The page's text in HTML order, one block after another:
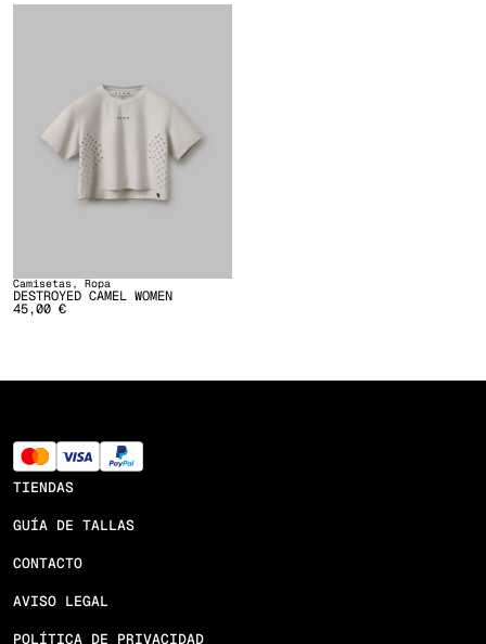
Camisetas,Ropa
DESTROYED CAMEL WOMEN
45,00 €
TIENDAS
GUÍA DE TALLAS
CONTACTO
AVISO LEGAL
POLÍTICA DE PRIVACIDAD